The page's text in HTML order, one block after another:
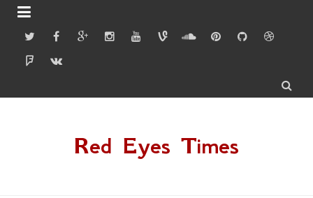


Red Eyes Times